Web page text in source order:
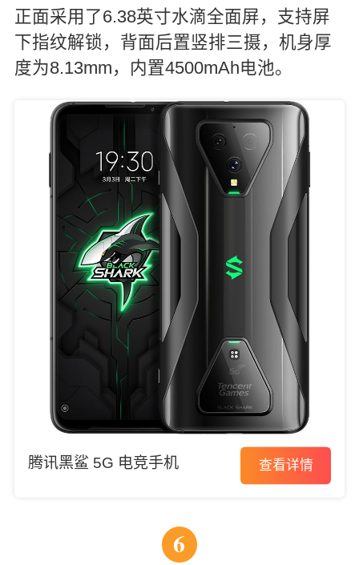
正面采用了6.38英寸水滴全面屏，支持屏
下指纹解锁，背面后置竖排三摄，机身厚
度为8.13mm，内置4500mAh电池。
腾讯黑鲨 5G 电竞手机 查看详情
6